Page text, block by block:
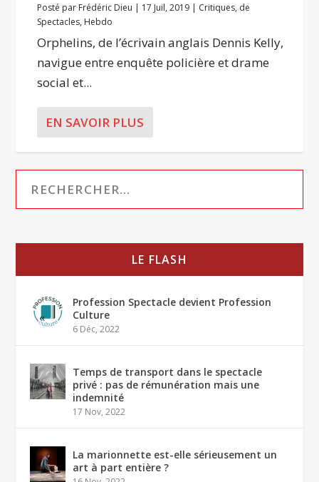
Posté par Frédéric Dieu | 17 Juil, 2019 | Critiques, de
Spectacles, Hebdo
Orphelins, de l’écrivain anglais Dennis Kelly,
navigue entre enquête policière et drame
social et...
EN SAVOIR PLUS
LE FLASH
Profession Spectacle devient Profession
Culture
6 Déc, 2022
Temps de transport dans le spectacle
privé : pas de rémunération mais une
indemnité
17 Nov, 2022
La marionnette est-elle sérieusement un
art à part entière ?